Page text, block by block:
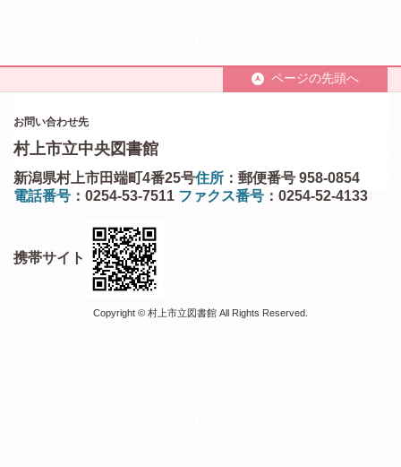
ページの先頭へ
お問い合わせ先
村上市立中央図書館
住所 ：郵便番号 958-0854
新潟県村上市田端町4番25号
電話番号 ：0254-53-7511 ファクス番号 ：0254-52-4133
携帯サイト
Copyright © 村上市立図書館 All Rights Reserved.